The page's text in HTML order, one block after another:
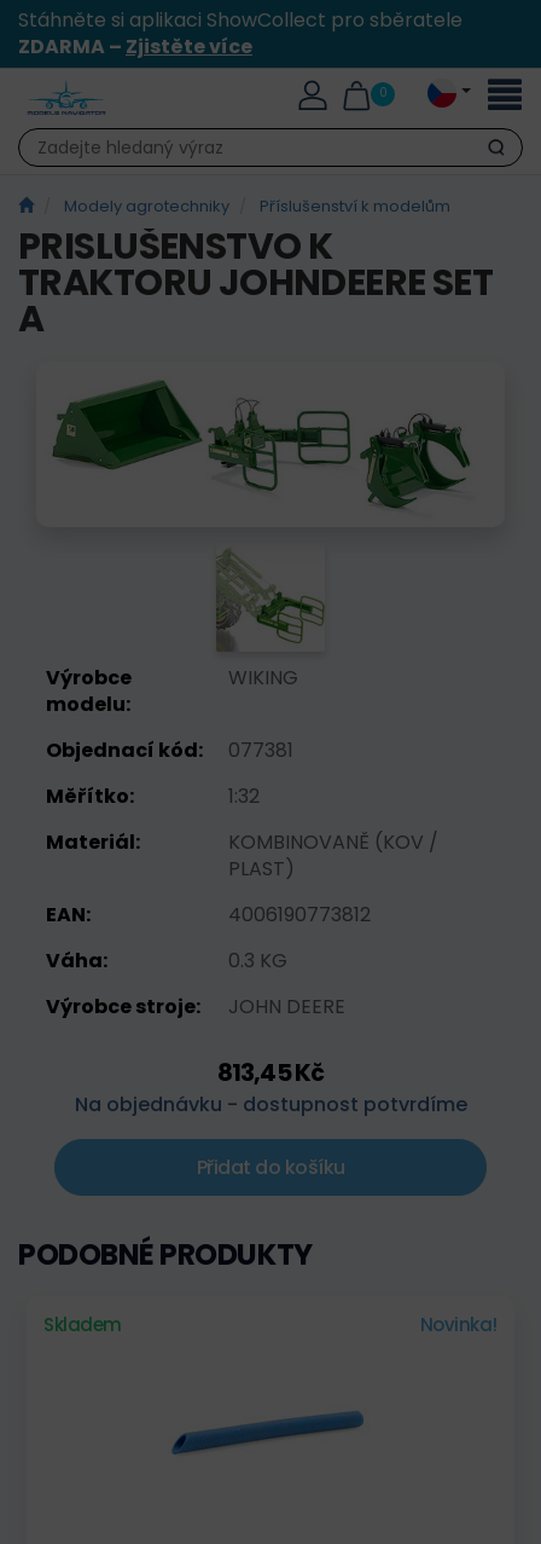
Stáhněte si aplikaci ShowCollect pro sběratele
ZDARMA – Zjistěte více
0
Hledat
Modely agrotechniky Příslušenství k modelům
PRISLUŠENSTVO K
TRAKTORU JOHNDEERE SET
A
Výrobce
modelu:
WIKING
Objednací kód:
077381
Měřítko:
1:32
Materiál:
KOMBINOVANĚ (KOV /
PLAST)
EAN:
4006190773812
Váha:
0.3 KG
Výrobce stroje:
JOHN DEERE
813,45 Kč
Na objednávku - dostupnost potvrdíme
Přidat do košíku
PODOBNÉ PRODUKTY
Skladem Novinka!